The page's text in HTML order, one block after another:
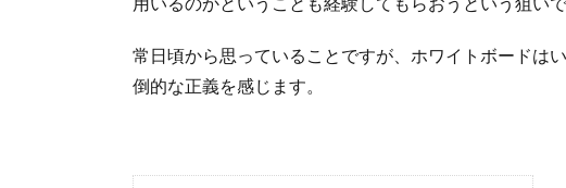
常日頃から思っていることですが、ホワイトボードは
倒的な正義を感じます。